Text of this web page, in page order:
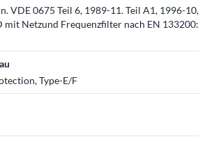
VDE 0675 Teil 6, 1989-11. Teil A1, 1996-10,
mit Netzund Frequenzfilter nach EN 133200:
Type-E/F